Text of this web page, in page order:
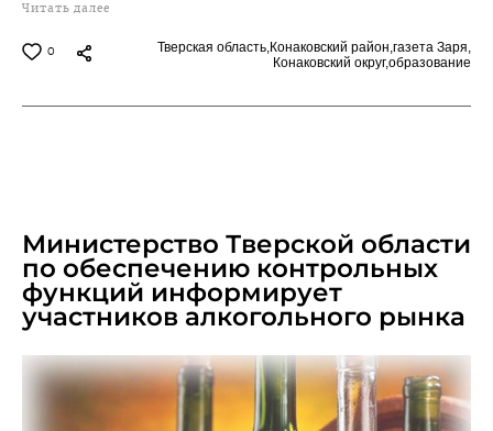
Читать далее
0 Тверская область, Конаковский район, газета Заря,
Конаковский округ,образование
Министерство Тверской области
по обеспечению контрольных
функций информирует
участников алкогольного рынка